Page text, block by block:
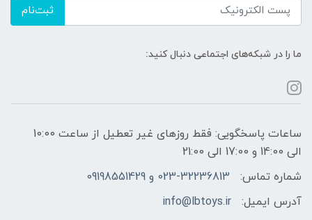
ثبت‌نام
ما را در شبکه‌های اجتماعی دنبال کنید:
ساعات پاسخگویی: فقط روزهای غیر تعطیل از ساعت 10:00
الی 14:00 و 17:00 الی 21:00
شماره تماس:
023-32236813 و 09198551429
آدرس ایمیل:
info@lbtoys.ir